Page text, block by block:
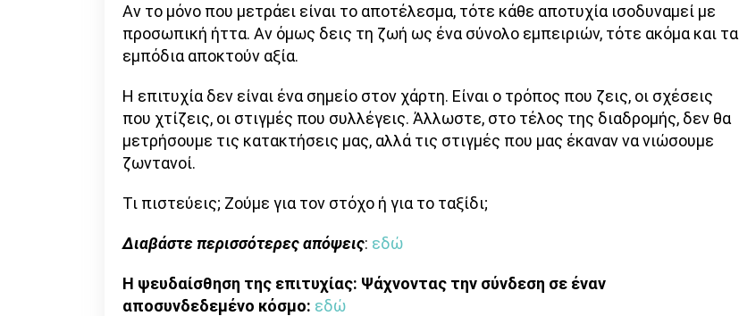
Αν το μόνο που μετράει είναι το αποτέλεσμα, τότε κάθε αποτυχία ισοδυναμεί με
προσωπική ήττα. Αν όμως δεις τη ζωή ως ένα σύνολο εμπειριών, τότε ακόμα και τα
εμπόδια αποκτούν αξία.
Η επιτυχία δεν είναι ένα σημείο στον χάρτη. Είναι ο τρόπος που ζεις, οι σχέσεις
που χτίζεις, οι στιγμές που συλλέγεις. Άλλωστε, στο τέλος της διαδρομής, δεν θα
μετρήσουμε τις κατακτήσεις μας, αλλά τις στιγμές που μας έκαναν να νιώσουμε
ζωντανοί.
Τι πιστεύεις; Ζούμε για τον στόχο ή για το ταξίδι;
Διαβάστε περισσότερες απόψεις: εδώ
Η ψευδαίσθηση της επιτυχίας: Ψάχνοντας την σύνδεση σε έναν
αποσυνδεδεμένο κόσμο: εδώ